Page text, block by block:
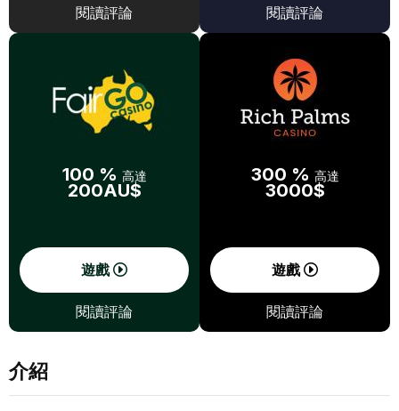
閱讀評論 閱讀評論
100 % 高達
200AU$
遊戲
閱讀評論
300 % 高達
3000$
遊戲
閱讀評論
介紹